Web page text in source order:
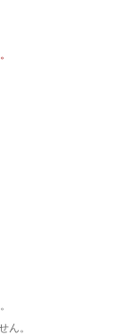
ん。